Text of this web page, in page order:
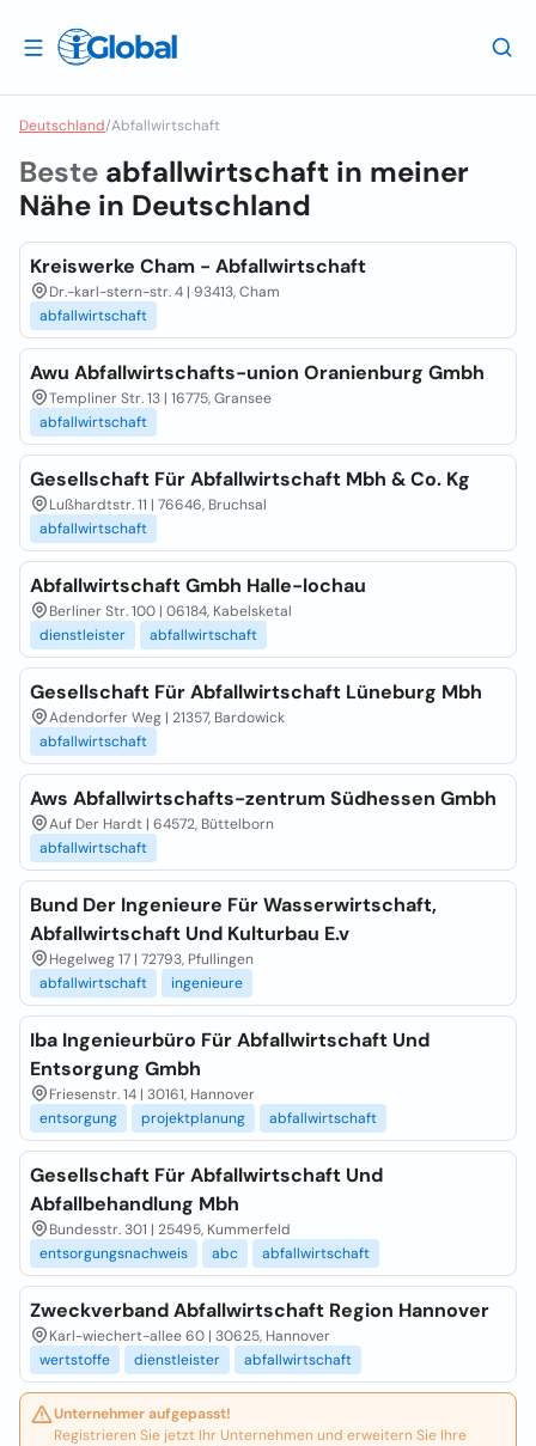
Deutschland/Abfallwirtschaft
Beste abfallwirtschaft in meiner
Nähe in Deutschland
Kreiswerke Cham - Abfallwirtschaft
Dr.-karl-stern-str. 4 | 93413, Cham
abfallwirtschaft
Awu Abfallwirtschafts-union Oranienburg Gmbh
Templiner Str. 13 | 16775, Gransee
abfallwirtschaft
Gesellschaft Für Abfallwirtschaft Mbh & Co. Kg
Lußhardtstr. 11 | 76646, Bruchsal
abfallwirtschaft
Abfallwirtschaft Gmbh Halle-lochau
Berliner Str. 100 | 06184, Kabelsketal
dienstleister
abfallwirtschaft
Gesellschaft Für Abfallwirtschaft Lüneburg Mbh
Adendorfer Weg | 21357, Bardowick
abfallwirtschaft
Aws Abfallwirtschafts-zentrum Südhessen Gmbh
Auf Der Hardt | 64572, Büttelborn
abfallwirtschaft
Bund Der Ingenieure Für Wasserwirtschaft,
Abfallwirtschaft Und Kulturbau E.v
Hegelweg 17 | 72793, Pfullingen
abfallwirtschaft
ingenieure
Iba Ingenieurbüro Für Abfallwirtschaft Und
Entsorgung Gmbh
Friesenstr. 14 | 30161, Hannover
entsorgung
projektplanung abfallwirtschaft
Gesellschaft Für Abfallwirtschaft Und
Abfallbehandlung Mbh
Bundesstr. 301 | 25495, Kummerfeld
entsorgungsnachweis
abc abfallwirtschaft
Zweckverband Abfallwirtschaft Region Hannover
Karl-wiechert-allee 60 | 30625, Hannover
wertstoffe
dienstleister abfallwirtschaft
Unternehmer aufgepasst!
Registrieren Sie jetzt Ihr Unternehmen und erweitern Sie Ihre